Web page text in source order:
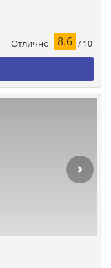
Отлично 8.6 / 10